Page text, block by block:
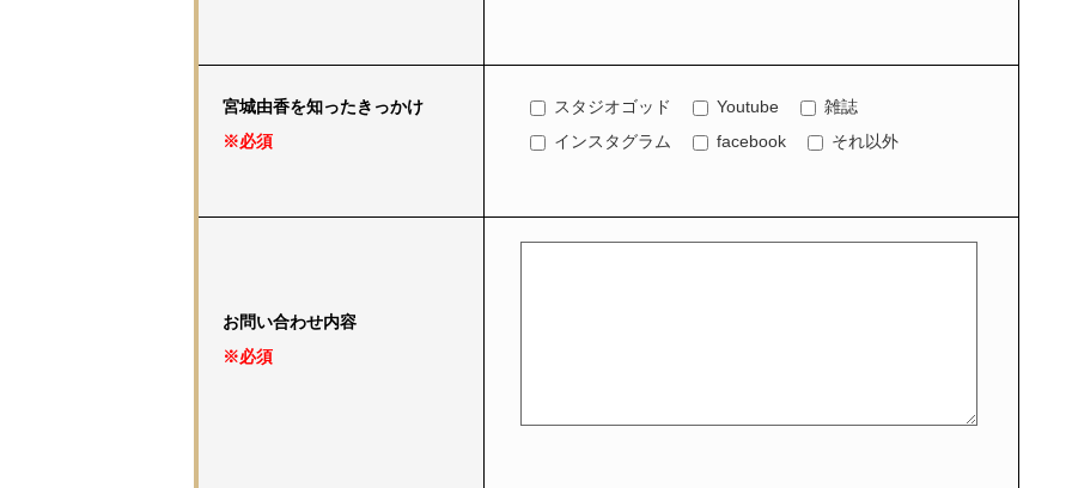
宮城由香を知ったきっかけ
※必須
スタジオゴッド Youtube
雑誌
インスタグラム
facebook それ以外
お問い合わせ内容
※必須